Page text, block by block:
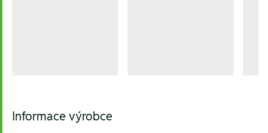
Informace výrobce